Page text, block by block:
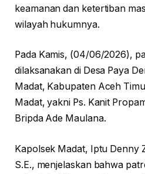
keamanan dan ketertiban
wilayah hukumnya.
Pada Kamis, (04/06/2026),
dilaksanakan di Desa Paya
Madat, Kabupaten Aceh
Madat, yakni Ps. Kanit
Bripda Ade Maulana.
Kapolsek Madat, Iptu Denny
S.E., menjelaskan bahwa